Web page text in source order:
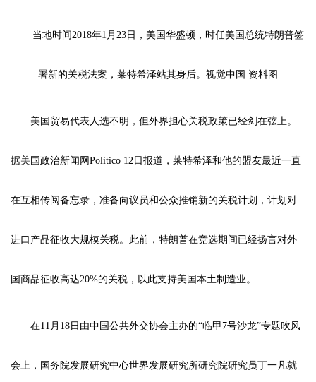
当地时间2018年1月23日，美国华盛顿，时任美国总统特朗普签
署新的关税法案，莱特希泽站其身后。视觉中国 资料图
美国贸易代表人选不明，但外界担心关税政策已经剑在弦上。
据美国政治新闻网Politico 12日报道，莱特希泽和他的盟友最近一直
在互相传阅备忘录，准备向议员和公众推销新的关税计划，计划对
进口产品征收大规模关税。此前，特朗普在竞选期间已经扬言对外
国商品征收高达20%的关税，以此支持美国本土制造业。
在11月18日由中国公共外交协会主办的“临甲7号沙龙”专题吹风
会上，国务院发展研究中心世界发展研究所研究院研究员丁一凡就